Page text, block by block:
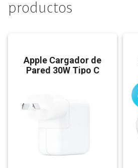
productos
Apple Cargador de
Pared 30W Tipo C